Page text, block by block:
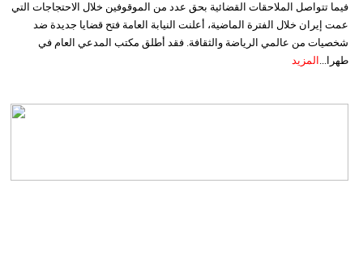
فيما تتواصل الملاحقات القضائية بحق عدد من الموقوفين خلال الاحتجاجات التي
عمت إيران خلال الفترة الماضية، أعلنت النيابة العامة فتح قضايا جديدة ضد
شخصيات من عالمي الرياضة والثقافة. فقد أطلق مكتب المدعي العام في
طهرا... المزيد